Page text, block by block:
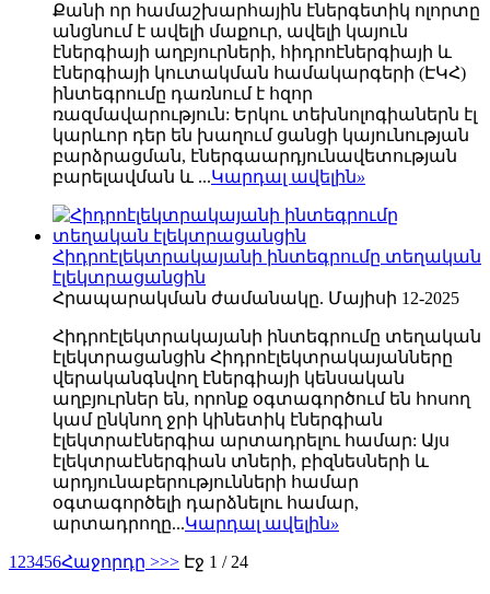
Քանի որ համաշխարհային էներգետիկ ոլորտը
անցնում է ավելի մաքուր, ավելի կայուն
էներգիայի աղբյուրների, հիդրոէներգիայի և
էներգիայի կուտակման համակարգերի (ԷԿՀ)
ինտեգրումը դառնում է հզոր
ռազմավարություն: Երկու տեխնոլոգիաներն էլ
կարևոր դեր են խաղում ցանցի կայունության
բարձրացման, էներգաարդյունավետության
բարելավման և ...Կարդալ ավելին»
Հիդրոէլեկտրակայանի ինտեգրումը տեղական
էլեկտրացանցին
Հրապարակման ժամանակը. Մայիսի 12-2025
Հիդրոէլեկտրակայանի ինտեգրումը տեղական
էլեկտրացանցին Հիդրոէլեկտրակայանները
վերականգնվող էներգիայի կենսական
աղբյուրներ են, որոնք օգտագործում են հոսող
կամ ընկնող ջրի կինետիկ էներգիան
էլեկտրաէներգիա արտադրելու համար: Այս
էլեկտրաէներգիան տների, բիզնեսների և
արդյունաբերությունների համար
օգտագործելի դարձնելու համար,
արտադրողը...Կարդալ ավելին»
123456Հաջորդը >>> Էջ 1 / 24